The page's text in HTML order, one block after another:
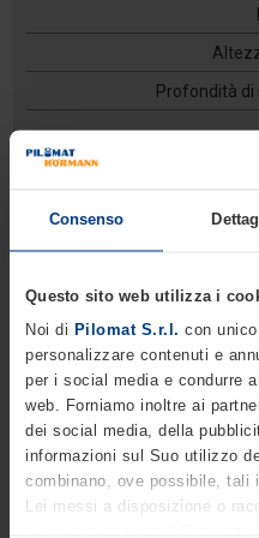
Consenso
Questo sito web utilizza i
Noi di Pilomat S.r.l. con
personalizzare contenuti e
per i social media e condurre
web. Forniamo inoltre ai
dei social media, della
informazioni sul Suo utilizzo
combinano, ove possibile, tali
Lei messi a disposizione o
Profondità di
Barriere